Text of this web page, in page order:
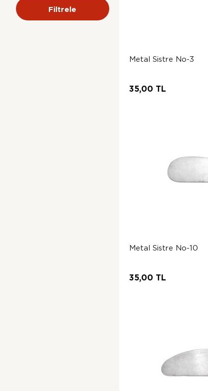
Filtrele
Metal Sistre No-3
35,00 TL
Metal Sistre No-10
35,00 TL